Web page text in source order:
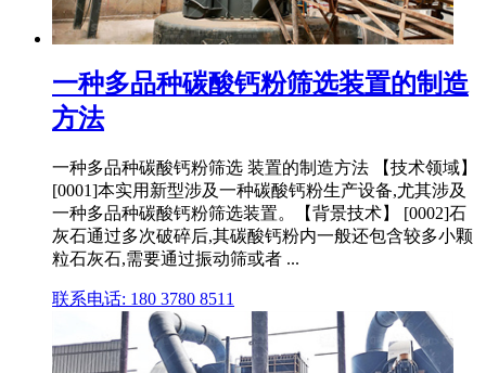
一种多品种碳酸钙粉筛选装置的制造
方法
一种多品种碳酸钙粉筛选 装置的制造方法 【技术领域】
[0001]本实用新型涉及一种碳酸钙粉生产设备,尤其涉及
一种多品种碳酸钙粉筛选装置。【背景技术】 [0002]石
灰石通过多次破碎后,其碳酸钙粉内一般还包含较多小颗
粒石灰石,需要通过振动筛或者 ...
联系电话: 180 3780 8511